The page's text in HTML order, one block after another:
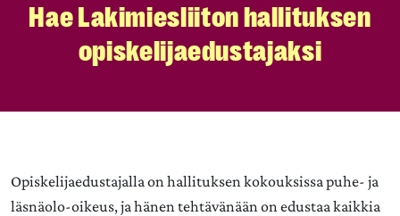
Hae Lakimiesliiton hallituksen
opiskelijaedustajaksi
Opiskelijaedustajalla on hallituksen kokouksissa puhe- ja
läsnäolo-oikeus, ja hänen tehtävänään on edustaa kaikkia